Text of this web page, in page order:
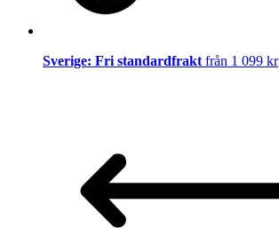
Sverige: Fri standardfrakt från 1 099 kr